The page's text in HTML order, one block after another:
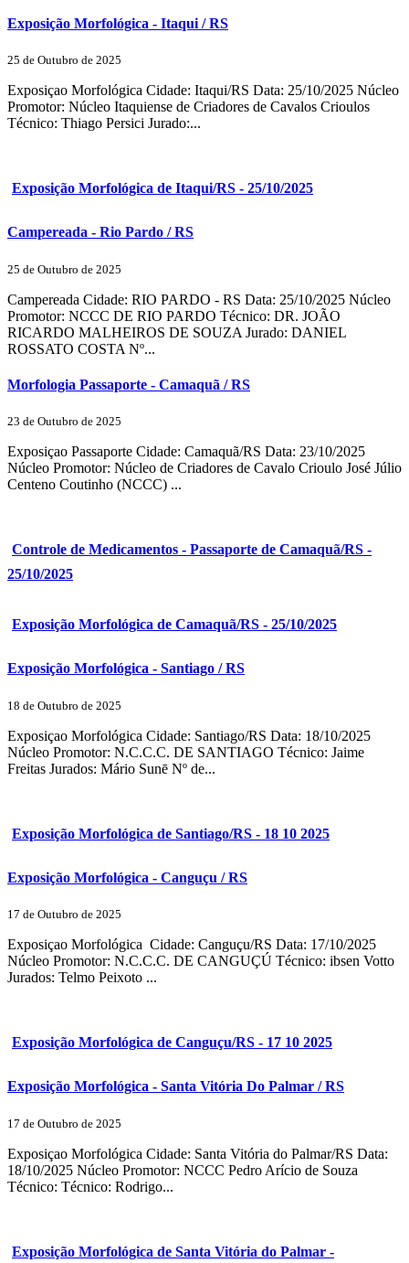
Exposição Morfológica - Itaqui / RS
25 de Outubro de 2025
Exposiçao Morfológica Cidade: Itaqui/RS Data: 25/10/2025 Núcleo
Promotor: Núcleo Itaquiense de Criadores de Cavalos Crioulos
Técnico: Thiago Persici Jurado:...
Exposição Morfológica de Itaqui/RS - 25/10/2025
Campereada - Rio Pardo / RS
25 de Outubro de 2025
Campereada Cidade: RIO PARDO - RS Data: 25/10/2025 Núcleo
Promotor: NCCC DE RIO PARDO Técnico: DR. JOÃO
RICARDO MALHEIROS DE SOUZA Jurado: DANIEL
ROSSATO COSTA Nº...
Morfologia Passaporte - Camaquã / RS
23 de Outubro de 2025
Exposiçao Passaporte Cidade: Camaquã/RS Data: 23/10/2025
Núcleo Promotor: Núcleo de Criadores de Cavalo Crioulo José Júlio
Centeno Coutinho (NCCC) ...
Controle de Medicamentos - Passaporte de Camaquã/RS -
25/10/2025
Exposição Morfológica de Camaquã/RS - 25/10/2025
Exposição Morfológica - Santiago / RS
18 de Outubro de 2025
Exposiçao Morfológica Cidade: Santiago/RS Data: 18/10/2025
Núcleo Promotor: N.C.C.C. DE SANTIAGO Técnico: Jaime
Freitas Jurados: Mário Sunē Nº de...
Exposição Morfológica de Santiago/RS - 18 10 2025
Exposição Morfológica - Canguçu / RS
17 de Outubro de 2025
Exposiçao Morfológica Cidade: Canguçu/RS Data: 17/10/2025
Núcleo Promotor: N.C.C.C. DE CANGUÇÚ Técnico: ibsen Votto
Jurados: Telmo Peixoto ...
Exposição Morfológica de Canguçu/RS - 17 10 2025
Exposição Morfológica - Santa Vitória Do Palmar / RS
17 de Outubro de 2025
Exposiçao Morfológica Cidade: Santa Vitória do Palmar/RS Data:
18/10/2025 Núcleo Promotor: NCCC Pedro Arício de Souza
Técnico: Técnico: Rodrigo...
Exposição Morfológica de Santa Vitória do Palmar -